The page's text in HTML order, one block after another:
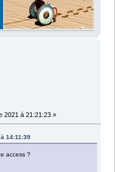
2021 à 21:21:23 »
14:11:39
access ?